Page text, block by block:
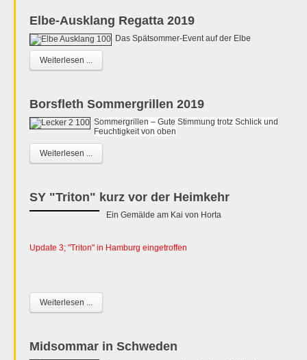
Elbe-Ausklang Regatta 2019
Das Spätsommer-Event auf der Elbe
Weiterlesen ...
Borsfleth Sommergrillen 2019
Sommergrillen – Gute Stimmung trotz Schlick und
Feuchtigkeit von oben
Weiterlesen ...
SY "Triton" kurz vor der Heimkehr
Ein Gemälde am Kai von Horta
Update 3; "Triton" in Hamburg eingetroffen
Weiterlesen ...
Midsommar in Schweden